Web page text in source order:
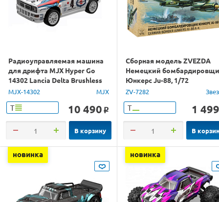
Радиоуправляемая машина
для дрифта MJX Hyper Go
14302 Lancia Delta Brushless
4WD 2.4G LED 1/14 RTR
MJX-14302 MJX
Т 10 490 o
В корзину
Сборная модель ZVEZDA
Немецкий
Юнкерс Ju-88, 1/72
ZV-7282
Т 1 499
В
новинка новинка